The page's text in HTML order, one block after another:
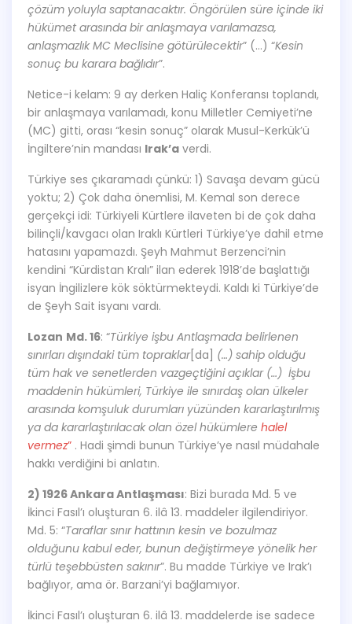
çözüm yoluyla saptanacaktır. Öngörülen süre içinde iki
hükümet arasında bir anlaşmaya varılamazsa,
anlaşmazlık MC Meclisine götürülecektir” (…) “Kesin
sonuç bu karara bağlıdır”.
Netice-i kelam: 9 ay derken Haliç Konferansı toplandı,
bir anlaşmaya varılamadı, konu Milletler Cemiyeti’ne
(MC) gitti, orası “kesin sonuç” olarak Musul-Kerkük’ü
İngiltere’nin mandası Irak’a verdi.
Türkiye ses çıkaramadı çünkü: 1) Savaşa devam gücü
yoktu; 2) Çok daha önemlisi, M. Kemal son derece
gerçekçi idi: Türkiyeli Kürtlere ilaveten bi de çok daha
bilinçli/kavgacı olan Iraklı Kürtleri Türkiye’ye dahil etme
hatasını yapamazdı. Şeyh Mahmut Berzenci’nin
kendini “Kürdistan Kralı” ilan ederek 1918’de başlattığı
isyan İngilizlere kök söktürmekteydi. Kaldı ki Türkiye’de
de Şeyh Sait isyanı vardı.
Lozan Md. 16: “Türkiye işbu Antlaşmada belirlenen
sınırları dışındaki tüm topraklar[da] (…) sahip olduğu
tüm hak ve senetlerden vazgeçtiğini açıklar (…) İşbu
maddenin hükümleri, Türkiye ile sınırdaş olan ülkeler
arasında komşuluk durumları yüzünden kararlaştırılmış
ya da kararlaştırılacak olan özel hükümlere halel
vermez” . Hadi şimdi bunun Türkiye’ye nasıl müdahale
hakkı verdiğini bi anlatın.
2) 1926 Ankara Antlaşması: Bizi burada Md. 5 ve
İkinci Fasıl’ı oluşturan 6. ilâ 13. maddeler ilgilendiriyor.
Md. 5: “Taraflar sınır hattının kesin ve bozulmaz
olduğunu kabul eder, bunun değiştirmeye yönelik her
türlü teşebbüsten sakınır”. Bu madde Türkiye ve Irak’ı
bağlıyor, ama ör. Barzani’yi bağlamıyor.
İkinci Fasıl’ı oluşturan 6. ilâ 13. maddelerde ise sadece